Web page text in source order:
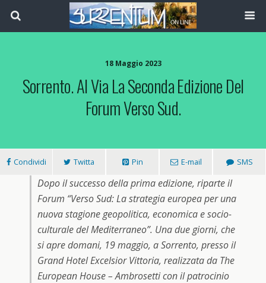
18 Maggio 2023
Sorrento. Al Via La Seconda Edizione Del
Forum Verso Sud.
Condividi Twitta Pin E-mail SMS
Dopo il successo della prima edizione, riparte il
Forum “Verso Sud: La strategia europea per una
nuova stagione geopolitica, economica e socio-
culturale del Mediterraneo”. Una due giorni, che
si apre domani, 19 maggio, a Sorrento, presso il
Grand Hotel Excelsior Vittoria, realizzata da The
European House – Ambrosetti con il patrocinio